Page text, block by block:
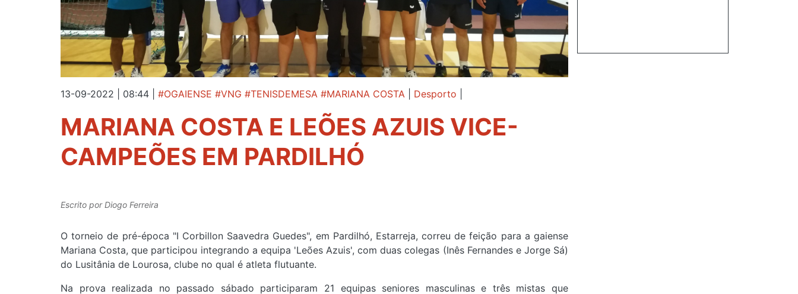
13-09-2022 | 08:44 #OGAIENSE #VNG #TENISDEMESA #MARIANA COSTA Desporto
MARIANA COSTA E LEÕES AZUIS VICE-
CAMPEÕES EM PARDILHÓ
Escrito porDiogo Ferreira
O torneio de pré-época "I Corbillon Saavedra Guedes", em Pardilhó, Estarreja, correu de feição para a gaiense
Mariana Costa, que participou integrando a equipa 'Leões Azuis', com duas colegas (Inês Fernandes e Jorge Sá)
do Lusitânia de Lourosa, clube no qual é atleta flutuante.
Na prova realizada no passado sábado participaram 21 equipas seniores masculinas e três mistas que